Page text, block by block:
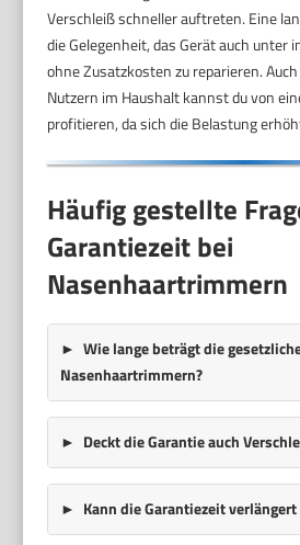
Verschleiß schneller auftreten. Eine
die Gelegenheit, das Gerät auch unter
ohne Zusatzkosten zu reparieren.
Nutzern im Haushalt kannst du von
profitieren, da sich die Belastung
Häufig gestellte
Garantiezeit bei
Nasenhaartrimmern
Wie lange beträgt die
Nasenhaartrimmern?
Deckt die Garantie auch
Kann die Garantiezeit